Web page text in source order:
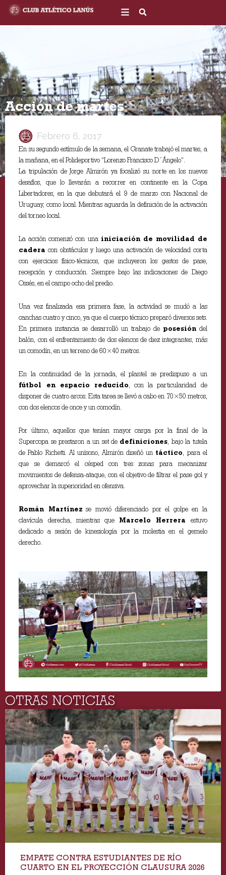
contenido
Acción de martes
Febrero 6, 2017
En su segundo estímulo de la semana, el Granate trabajó el martes, a
la mañana, en el Polideportivo “Lorenzo Francisco D´Ángelo”.
La tripulación de Jorge Almirón ya focalizó su norte en los nuevos
desafíos, que lo llevarán a recorrer en continente en la Copa
Libertadores, en la que debutará el 9 de marzo con Nacional de
Uruguay, como local. Mientras aguarda la definición de la activación
del torneo local.
La acción comenzó con una iniciación de movilidad de
cadera con obstáculos y luego una activación de velocidad corta
con ejercicios físico-técnicos, que incluyeron los gestos de pase,
recepción y conducción. Siempre bajo las indicaciones de Diego
Ossés, en el campo ocho del predio.
Una vez finalizada esa primera fase, la actividad se mudó a las
canchas cuatro y cinco, ya que el cuerpo técnico preparó diversos sets.
En primera instancia se desarrolló un trabajo de posesióndel
balón, con el enfrentamiento de dos elencos de diez integrantes, más
un comodín, en un terreno de 60×40 metros.
En la continuidad de la jornada, el plantel se predispuso a un
fútbol en espacio reducido, con la particularidad de
disponer de cuatro arcos. Esta tarea se llevó a cabo en 70×50 metros,
con dos elencos de once y un comodín.
Por último, aquellos que tenían mayor carga por la final de la
Supercopa se prestaron a un set de definiciones, bajo la tutela
de Pablo Richetti. Al unísono, Almirón diseñó un táctico, para el
que se demarcó el césped con tres zonas para mecanizar
movimientos de defensa-ataque, con el objetivo de filtrar el pase gol y
aprovechar la superioridad en ofensiva.
Román Martínezse movió diferenciado por el golpe en la
clavícula derecha, mientras que Marcelo Herrera estuvo
dedicado a sesión de kinesiología por la molestia en el gemelo
derecho.
OTRAS NOTICIAS
EMPATE CONTRA ESTUDIANTES DE RÍO
CUARTO EN EL PROYECCIÓN CLAUSURA 2026